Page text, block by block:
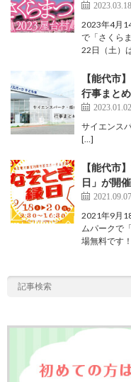
2023.03.18
2023年4月
で「さくら
22日（土）
【能代市
行事まとめ
2023.01.02
サイエンス
[…]
【能代市
日」が開
2021.09.07
2021年9月
ムパークで
場無料です